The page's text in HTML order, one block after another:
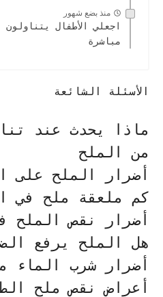
منذ بضع شهور
اجعلي الأطفال
مباشرة
الأسئلة الشائعة
ماذا يحدث عند
من الملح
أضرار الملح على
كم ملعقة ملح في
أضرار نقص الملح
هل الملح يرفع
أضرار شرب الماء
أعراض نقص ملح